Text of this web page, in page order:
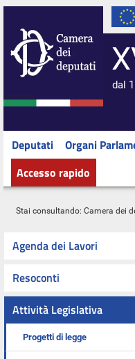
dal
Deputati Organi
Accesso rapido
Stai consultando: Camera dei
Agenda dei Lavori
Resoconti
Attività Legislativa
Progetti di legge